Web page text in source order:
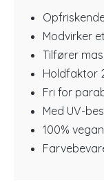
Modvirker
Tilfører
Holdfaktor
Fri for
Med UV-
100%